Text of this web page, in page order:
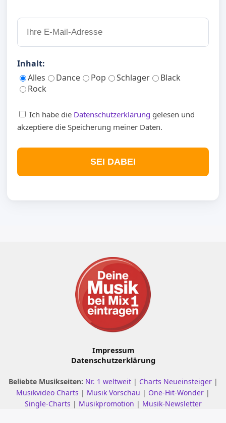
Inhalt:
Alles
Dance Pop Schlager
Black
Rock
Ich habe die Datenschutzerklärung gelesen und
akzeptiere die Speicherung meiner Daten.
SEI DABEI
Impressum
Datenschutzerklärung
Beliebte Musikseiten: Nr. 1 weltweit | Charts Neueinsteiger |
Musikvideo Charts | Musik Vorschau | One-Hit-Wonder |
Single-Charts | Musikpromotion | Musik-Newsletter